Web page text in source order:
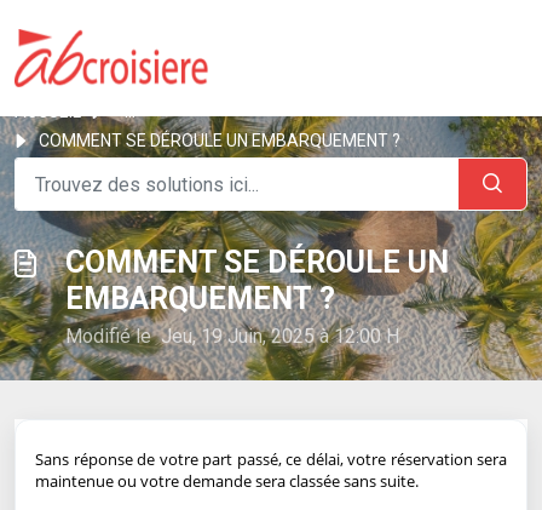
COMMENT SE DÉROULE UN EMBARQUEMENT ?
COMMENT SE DÉROULE UN
EMBARQUEMENT ?
Modifié le Jeu, 19 Juin, 2025 à 12:00 H
Sans réponse de votre part passé, ce délai, votre réservation sera
maintenue ou votre demande sera classée sans suite.